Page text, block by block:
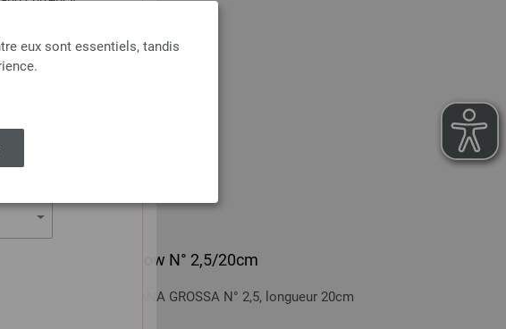
eux sont essentiels, tandis
TVA, frais de porten sus
d'envies
aluminium Rainbow N° 2,5/20cm
aluminium Rainbow LANA GROSSA N° 2,5, longueur 20cm